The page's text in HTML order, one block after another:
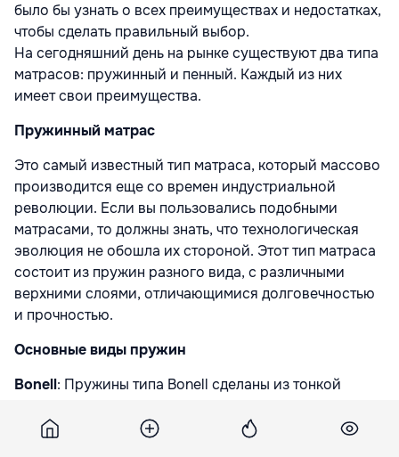
было бы узнать о всех преимуществах и недостатках,
чтобы сделать правильный выбор.
На сегодняшний день на рынке существуют два типа
матрасов: пружинный и пенный. Каждый из них
имеет свои преимущества.
Пружинный матрас
Это самый известный тип матраса, который массово
производится еще со времен индустриальной
революции. Если вы пользовались подобными
матрасами, то должны знать, что технологическая
эволюция не обошла их стороной. Этот тип матраса
состоит из пружин разного вида, с различными
верхними слоями, отличающимися долговечностью
и прочностью.
Основные виды пружин
Bonell: Пружины типа Bonell сделаны из тонкой
прочную поверхность, предоставляя матрасу